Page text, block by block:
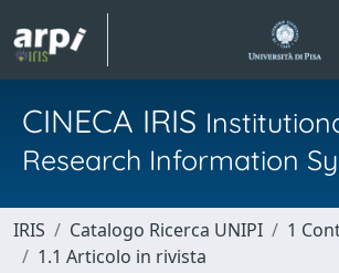
CINECA IRIS
Research Information
IRIS Catalogo Ricerca UNIPI
1
1.1 Articolo in rivista